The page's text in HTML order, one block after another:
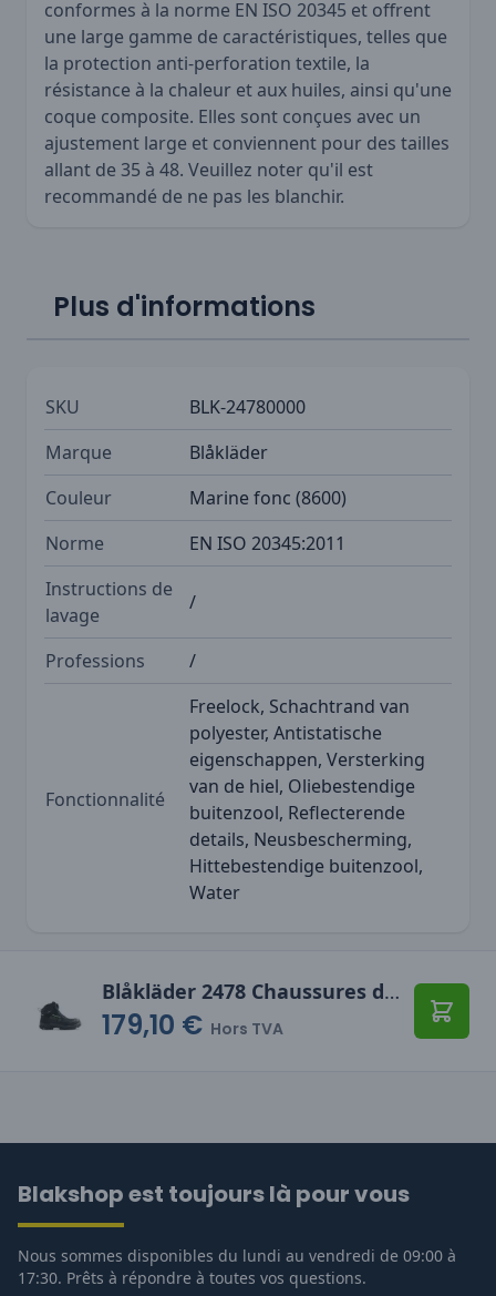
conformes à la norme EN ISO 20345 et offrent
une large gamme de caractéristiques, telles que
la protection anti-perforation textile, la
résistance à la chaleur et aux huiles, ainsi qu'une
coque composite. Elles sont conçues avec un
ajustement large et conviennent pour des tailles
allant de 35 à 48. Veuillez noter qu'il est
recommandé de ne pas les blanchir.
Plus d'informations
SKU
BLK-24780000
Marque
Blåkläder
Couleur
Marine fonc (8600)
Norme
EN ISO 20345:2011
Instructions de
lavage
/
Professions /
Fonctionnalité
Freelock, Schachtrand van
polyester, Antistatische
eigenschappen, Versterking
van de hiel, Oliebestendige
buitenzool, Reflecterende
details, Neusbescherming,
Hittebestendige buitenzool,
Water
Blåkläder 2478 Chaussures de sécurité mi-hautes STORM
179,10 € Hors TVA
Blakshop est toujours là pour vous
Nous sommes disponibles du lundi au vendredi de 09:00 à
17:30. Prêts à répondre à toutes vos questions.